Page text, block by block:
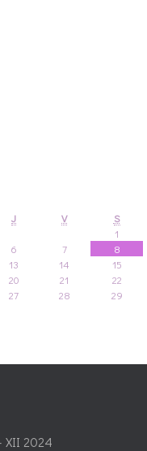
J V
S
1
6 7
8
13 14
15
20 21
22
27 28
29
XII 2024